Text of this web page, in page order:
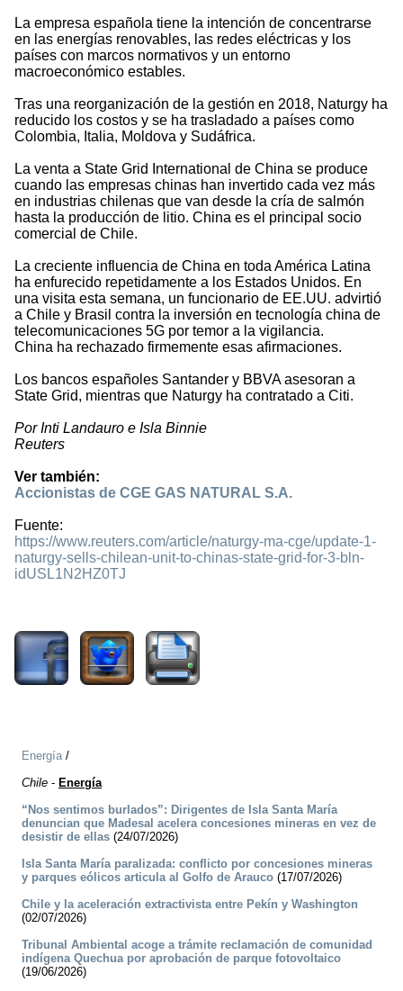
La empresa española tiene la intención de concentrarse
en las energías renovables, las redes eléctricas y los
países con marcos normativos y un entorno
macroeconómico estables.
Tras una reorganización de la gestión en 2018, Naturgy ha
reducido los costos y se ha trasladado a países como
Colombia, Italia, Moldova y Sudáfrica.
La venta a State Grid International de China se produce
cuando las empresas chinas han invertido cada vez más
en industrias chilenas que van desde la cría de salmón
hasta la producción de litio. China es el principal socio
comercial de Chile.
La creciente influencia de China en toda América Latina
ha enfurecido repetidamente a los Estados Unidos. En
una visita esta semana, un funcionario de EE.UU. advirtió
a Chile y Brasil contra la inversión en tecnología china de
telecomunicaciones 5G por temor a la vigilancia.
China ha rechazado firmemente esas afirmaciones.
Los bancos españoles Santander y BBVA asesoran a
State Grid, mientras que Naturgy ha contratado a Citi.
Por Inti Landauro e Isla Binnie
Reuters
Ver también:
Accionistas de CGE GAS NATURAL S.A.
Fuente:
https://www.reuters.com/article/naturgy-ma-cge/update-1-
naturgy-sells-chilean-unit-to-chinas-state-grid-for-3-bln-
idUSL1N2HZ0TJ
Energía/
Chile - Energía
“Nos sentimos burlados”: Dirigentes de Isla Santa María
denuncian que Madesal acelera concesiones mineras en vez de
desistir de ellas (24/07/2026)
Isla Santa María paralizada: conflicto por concesiones mineras
y parques eólicos articula al Golfo de Arauco (17/07/2026)
Chile y la aceleración extractivista entre Pekín y Washington
(02/07/2026)
Tribunal Ambiental acoge a trámite reclamación de comunidad
indígena Quechua por aprobación de parque fotovoltaico
(19/06/2026)